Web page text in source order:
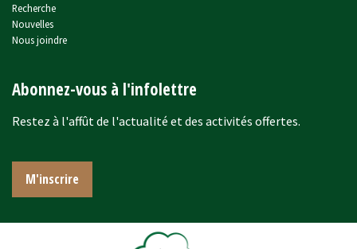
Recherche
Nouvelles
Nous joindre
Abonnez-vous à l'infolettre
Restez à l'affût de l'actualité et des activités offertes.
M'inscrire